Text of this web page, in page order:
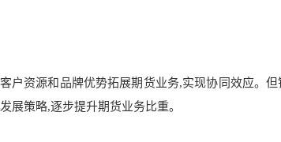
户资源和品牌优势拓展期货业务,实现协同效应。但
展策略,逐步提升期货业务比重。